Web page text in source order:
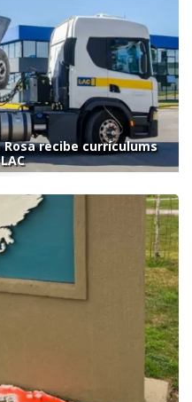
Rosa recibe currículums